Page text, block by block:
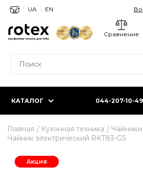
UA EN
Сравнение
КАТАЛОГ 044-207-10-49
Главная Кухонная техника
Чайники
Чайник электрический RKT83-GS
Акция